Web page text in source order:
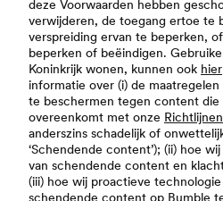
deze Voorwaarden hebben
verwijderen, de toegang ertoe te
verspreiding ervan te beperken,
beperken of beëindigen.
Koninkrijk wonen, kunnen ook hier
informatie over (i) de
te beschermen tegen content die
overeenkomt met onze Richtlijnen
anderszins schadelijk of
‘Schendende content’); (ii) hoe
van schendende content en
(iii) hoe wij proactieve
schendende content op Bumble